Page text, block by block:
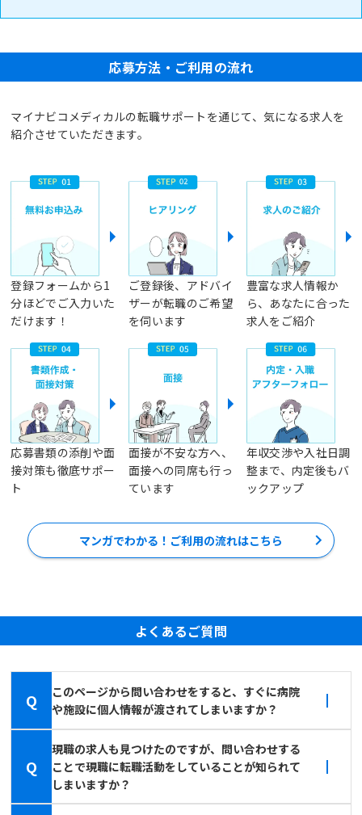
応募方法・ご利用の流れ
マイナビコメディカルの転職サポートを通じて、気になる求人を
紹介させていただきます。
登録フォームから1
分ほどでご入力いた
だけます！
ご登録後、アドバイ
ザーが転職のご希望
を伺います
豊富な求人情報か
ら、あなたに合った
求人をご紹介
応募書類の添削や面
接対策も徹底サポー
ト
面接が不安な方へ、
面接への同席も行っ
ています
年収交渉や入社日調
整まで、内定後もバ
ックアップ
マンガでわかる！ご利用の流れはこちら
よくあるご質問
Q
このページから問い合わせをすると、すぐに病院
や施設に個人情報が渡されてしまいますか？
Q
現職の求人も見つけたのですが、問い合わせする
ことで現職に転職活動をしていることが知られて
しまいますか？